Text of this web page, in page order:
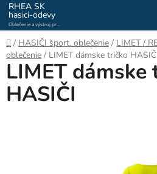
Prejsť
na
obsah
RHEA SK
hasici-odevy
Oblečenie a výstroj pre
hasičov a záchranárov
Domov
/ HASIČI šport. oblečenie / LIMET /
oblečenie / LIMET dámske tričko
LIMET dámske
HASIČI